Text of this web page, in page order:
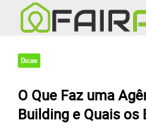
Dicas
O Que Faz uma
Building e Quais os